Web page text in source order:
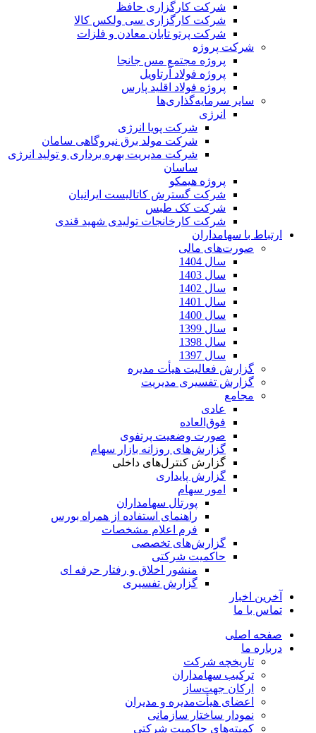
شرکت کارگزاری حافظ
شرکت کارگزاری سی ولکس کالا
شرکت پرتو تابان معادن و فلزات
شرکت پروژه
پروژه مجتمع مس جانجا
پروژه فولاد آرتاویل
پروژه فولاد اقلید پارس
سایر سرمایه‌گذاری‌ها
انرژی
شرکت پویا انرژی
شرکت مولد برق نیروگاهی سامان
شرکت مدیریت بهره برداری و تولید انرژی
ساسان
پروژه هیمکو
شرکت گسترش کاتالیست ایرانیان
شرکت کک طبس
شرکت کارخانجات تولیدی شهید قندی
ارتباط با سهامداران
صورت‌های مالی
سال 1404
سال 1403
سال 1402
سال 1401
سال 1400
سال 1399
سال 1398
سال 1397
گزارش فعالیت هیأت مدیره
گزارش تفسیری مدیریت
مجامع
عادی
فوق‌العاده
صورت وضعیت پرتفوی
گزارش‌های روزانه بازار سهام
گزارش کنترل‌های داخلی
گزارش پایداری
امور سهام
پورتال سهامداران
راهنمای استفاده از همراه بورس
فرم اعلام مشخصات
گزارش‌های تخصصی
حاکمیت شرکتی
منشور اخلاق و رفتار حرفه­ ای
گزارش تفسیری
آخرین اخبار
تماس با ما
صفحه اصلی
درباره ما
تاریخچه شرکت
ترکیب سهامداران
ارکان جهت‌ساز
اعضای هیأت‌مدیره و مدیران
نمودار ساختار سازمانی
کمیته‌های حاکمیت شرکتی